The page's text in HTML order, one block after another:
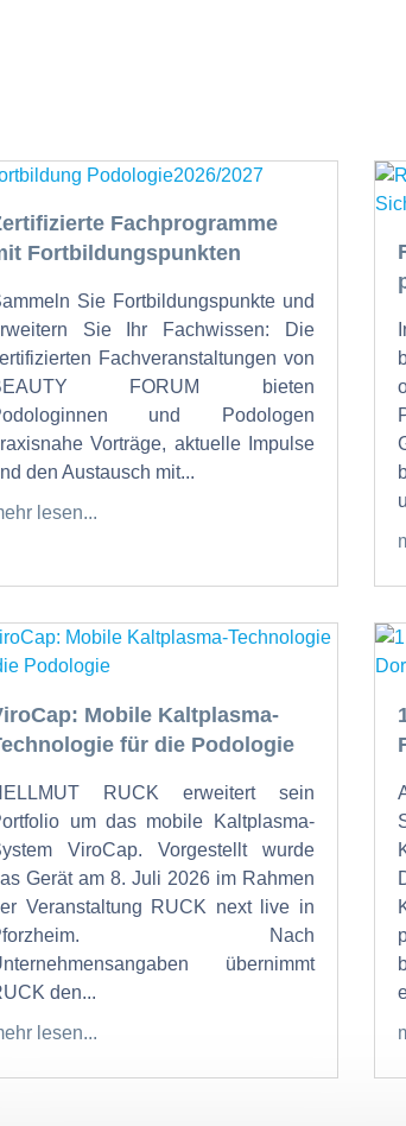
Fachprogramme
Fortbildungspunkten
Sie Fortbildungspunkte und
Sie Ihr Fachwissen: Die
Fachveranstaltungen von
FORUM bieten
und Podologen
Vorträge, aktuelle Impulse
den Austausch mit...
lesen...
Mobile Kaltplasma-
für die Podologie
RUCK erweitert sein
um das mobile Kaltplasma-
ViroCap. Vorgestellt wurde
Gerät am 8. Juli 2026 im Rahmen
Veranstaltung RUCK next live in
Nach
übernimmt
den...
lesen...